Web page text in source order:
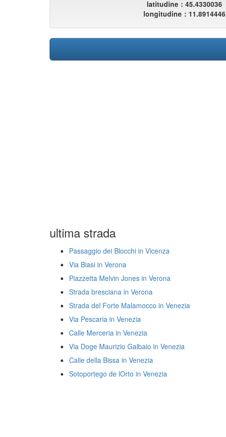
latitudine：45.4330036
longitudine：11.8914446
ultima strada
Passaggio dei Blocchi in Vicenza
Via Biasi in Verona
Piazzetta Melvin Jones in Verona
Strada bresciana in Verona
Strada del Forte Malamocco in Venezia
Via Pescaria in Venezia
Calle Merceria in Venezia
Via Doge Maurizio Galbaio in Venezia
Calle della Bissa in Venezia
Sotoportego de lOrto in Venezia